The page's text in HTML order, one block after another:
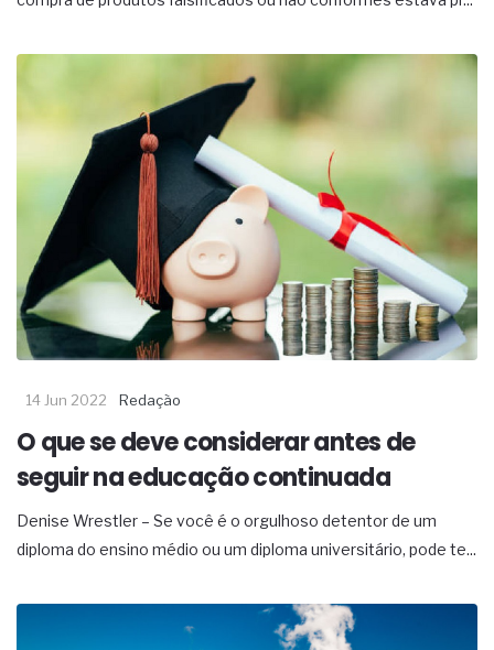
14 Jun 2022 Redação
O que se deve considerar antes de
seguir na educação continuada
Denise Wrestler – Se você é o orgulhoso detentor de um
diploma do ensino médio ou um diploma universitário, pode te...